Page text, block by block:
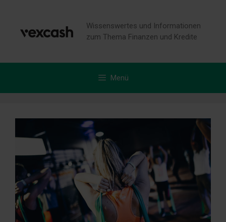
springen
Wissenswertes und Informationen
zum Thema Finanzen und Kredite
Menü